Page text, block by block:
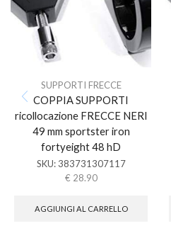
SUPPORTI FRECCE
COPPIA SUPPORTI
ricollocazione FRECCE NERI
49 mm sportster iron
fortyeight 48 hD
SKU: 383731307117
€ 28.90
AGGIUNGI AL CARRELLO